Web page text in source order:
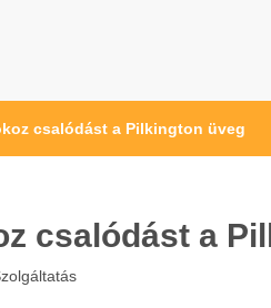
csalódást a Pilkington üveg
csalódást a